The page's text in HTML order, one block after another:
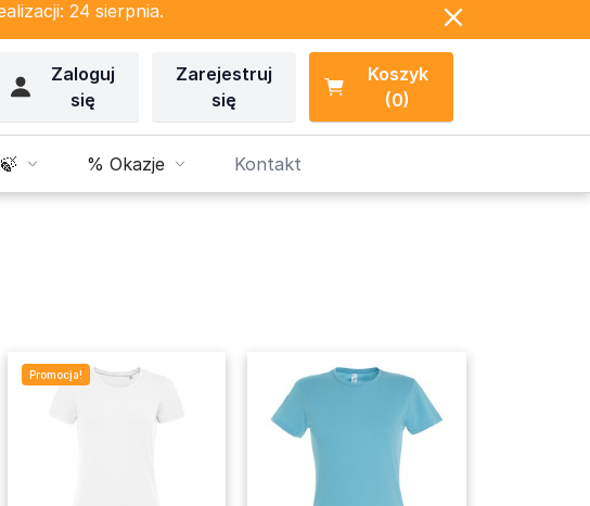
24 sierpnia.
Zaloguj
się
Zarejestruj
się
Koszyk
(0)
% Okazje Kontakt
Promocja!